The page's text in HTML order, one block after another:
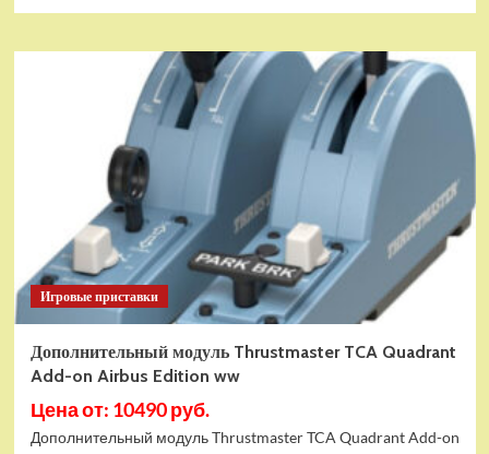
Игровые приставки
Дополнительный модуль Thrustmaster TCA Quadrant
Add-on Airbus Edition ww
Цена от: 10490 руб.
Дополнительный модуль Thrustmaster TCA Quadrant Add-on